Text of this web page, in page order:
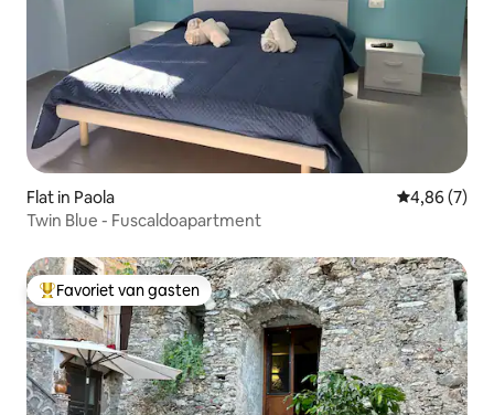
Flat in Paola Gemiddelde
4,86 (7)
Twin Blue - Fuscaldoapartment
Topfavoriet van gasten
Favoriet van gasten